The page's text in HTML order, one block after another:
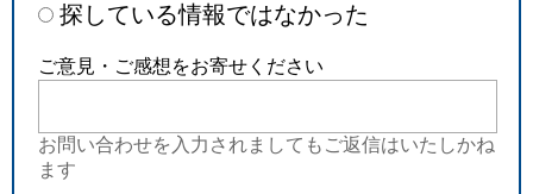
探している情報ではなかった
ご意見・ご感想をお寄せください
お問い合わせを入力されましてもご返信はいたしかね
ます